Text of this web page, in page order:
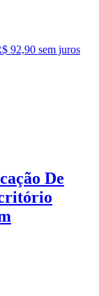
92,90 sem juros
De